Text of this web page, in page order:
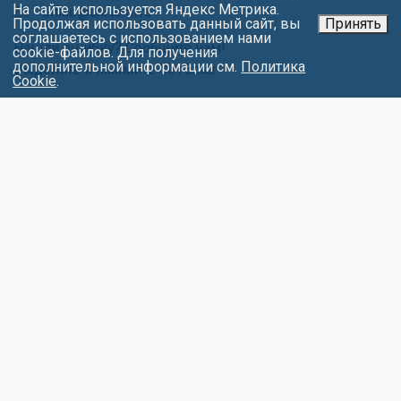
office@chl.ieml.ru
Нашли ошибку? Сообщите нам!
Выделите и нажмите Ctr+Enter
На сайте используется Яндекс Метрика.
Продолжая использовать данный сайт, вы
соглашаетесь с использованием нами
cookie-файлов. Для получения
дополнительной информации см. Политика
Cookie.
Принять